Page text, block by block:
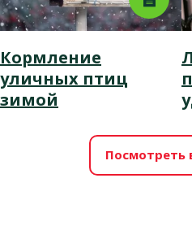
Кормление
уличных птиц
зимой
Посмотреть